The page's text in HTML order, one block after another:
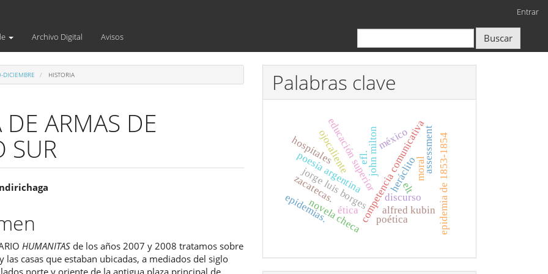
Entrar
Archivo Digital Avisos Buscar
HISTORIA
ARMAS DE
SUR
HUMANITAS de los años 2007 y 2008 tratamos sobre
las casas que estaban ubicadas, a mediados del siglo
lados norte y oriente de la antigua plaza principal de
Palabras clave
discurso
competencia comunicativa
educación superior
jorge luis borges heráclito
john milton
poesía argentina
ética
moral
méxico
alfred kubin
novela checa
assessment
elt
efl.
ojocaliente
zacatecas. epidemia de 1853-1854
hospitales
epidemias. poética